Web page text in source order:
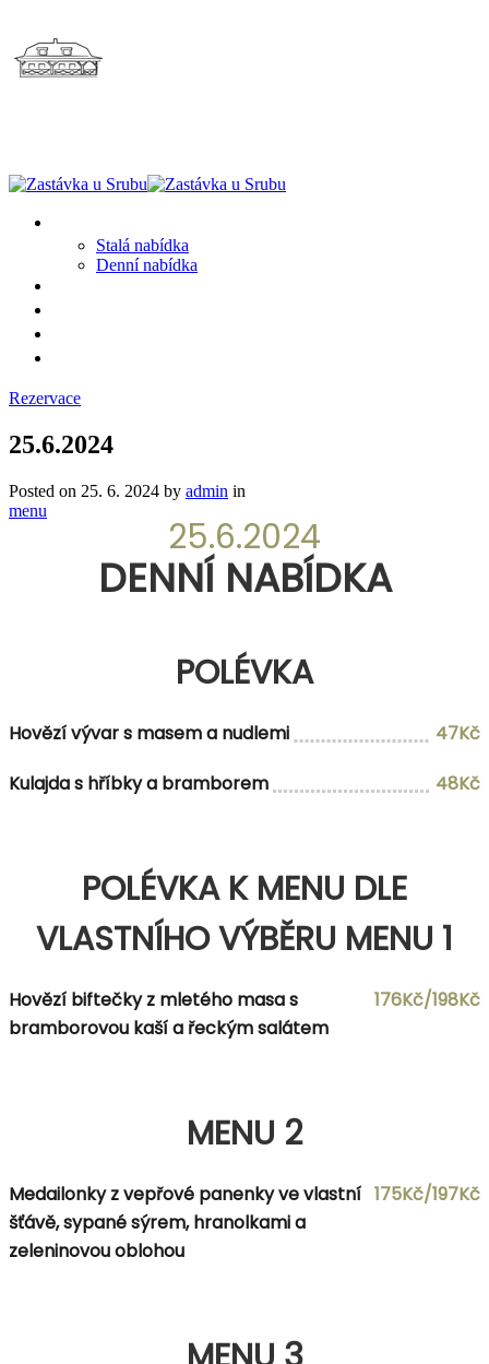
Stalá nabídka
Denní nabídka
Rezervace
25.6.2024
Posted on 25. 6. 2024 by admin in
menu
25.6.2024
DENNÍ NABÍDKA
POLÉVKA
Hovězí vývar s masem a nudlemi
47Kč
Kulajda s hříbky a bramborem
48Kč
POLÉVKA K MENU DLE
VLASTNÍHO VÝBĚRU MENU 1
Hovězí biftečky z mletého masa s
bramborovou kaší a řeckým salátem
176Kč/198Kč
MENU 2
Medailonky z vepřové panenky ve vlastní
šťávě, sypané sýrem, hranolkami a
zeleninovou oblohou
175Kč/197Kč